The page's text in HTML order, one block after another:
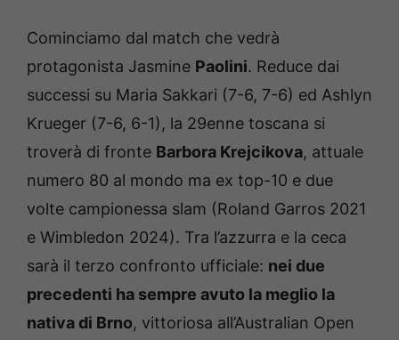
Cominciamo dal match che vedrà
protagonista Jasmine Paolini. Reduce dai
successi su Maria Sakkari (7-6, 7-6) ed Ashlyn
Krueger (7-6, 6-1), la 29enne toscana si
troverà di fronte Barbora Krejcikova, attuale
numero 80 al mondo ma ex top-10 e due
volte campionessa slam (Roland Garros 2021
e Wimbledon 2024). Tra l’azzurra e la ceca
sarà il terzo confronto ufficiale: nei due
precedenti ha sempre avuto la meglio la
nativa di Brno, vittoriosa all’Australian Open